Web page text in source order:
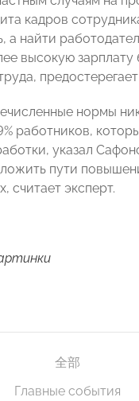
кадров
а найти
высокую зарплату
нормы
работников,
указал
пути
считает эксперт.
全部
Главные события